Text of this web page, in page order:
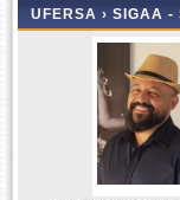
UFERSA › SIGAA